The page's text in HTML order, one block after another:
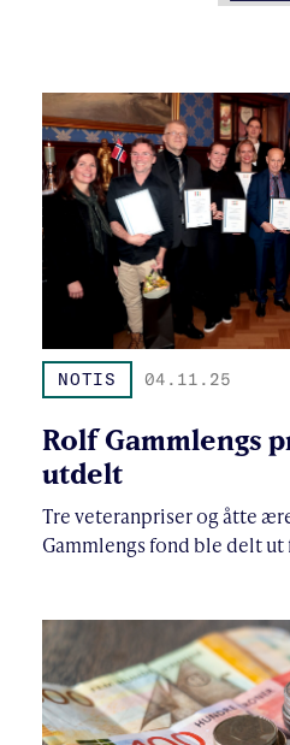
NOTIS 04.11.25
Rolf Gammlengs
utdelt
Tre veteranpriser og åtte
Gammlengs fond ble delt